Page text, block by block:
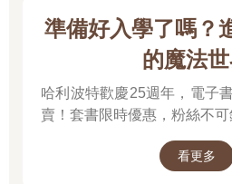
準備好入學了嗎？
的魔法
哈利波特歡慶25週年，電子
賣！套書限時優惠，粉絲不可
看更多